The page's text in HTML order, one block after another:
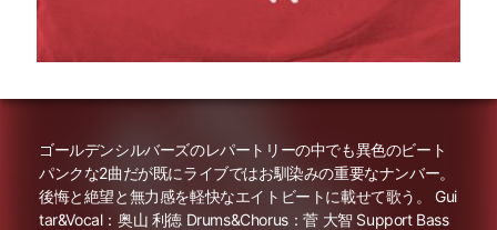
ゴールデンシルバーズのレパートリーの中でも異色のビート
パンクな2曲だが既にライブではお馴染みの重要なナンバー。
後悔と絶望と無力感を軽快なエイトビートに載せて歌う。 Gui
tar&Vocal：奥山 利徳 Drums&Chorus：菅 大智 Support Bass